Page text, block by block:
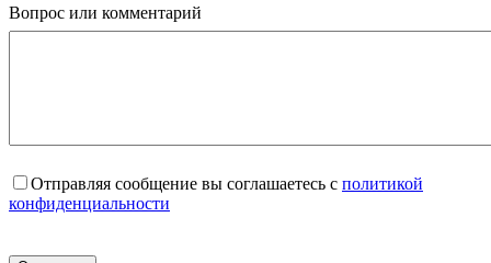
Вопрос или комментарий
Отправляя сообщение вы соглашаетесь с политикой
конфиденциальности